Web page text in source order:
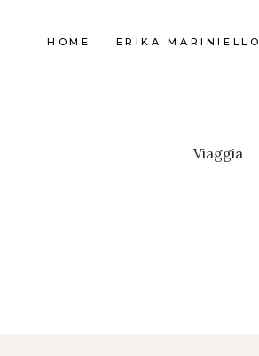
HOME ERIKA MARINIELLO
Viaggia